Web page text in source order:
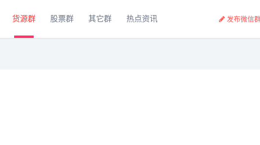
货源群 股票群 其它群 热点资讯 发布微信